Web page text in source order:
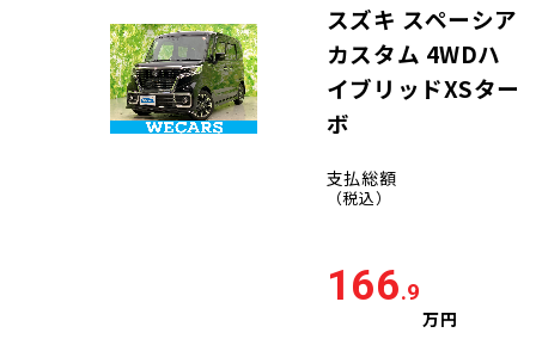
スズキ スペーシア
カスタム 4WDハ
イブリッドXSター
ボ
支払総額
（税込）
166.9
万円